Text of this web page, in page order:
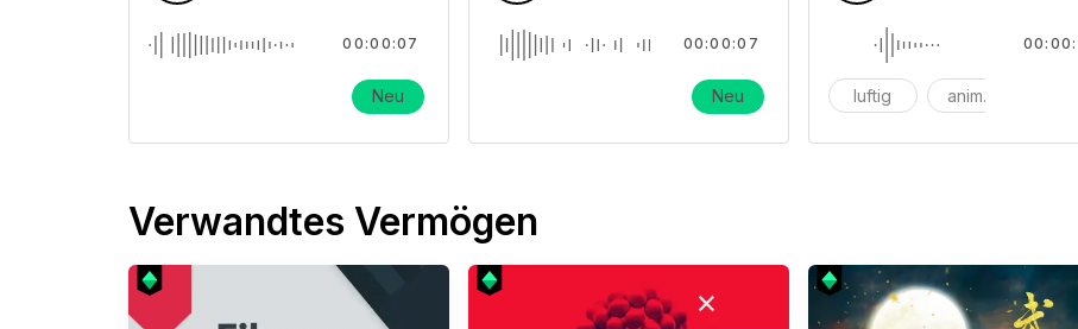
00:00:07
Neu
00:00:07
Neu luftig animation
Verwandtes Vermögen